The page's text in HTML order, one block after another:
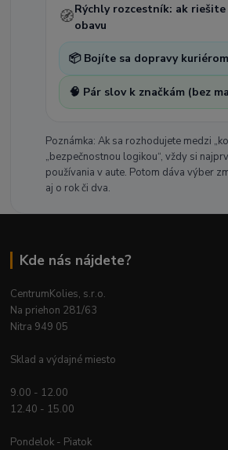
🧭Rýchly rozcestník: ak
obavu
📦 Bojíte sa dopravy
🧠 Pár slov k značkám (bez
Poznámka: Ak sa rozhodujete medzi
„bezpečnostnou logikou“, vždy si
používania v aute. Potom dáva výber
aj o rok či dva.
Kde nás nájdete?
CentrumKolies, s.r.o.
Na priehon 281/63
Nitra 949 05
Sklad a výdajné miesto
9.00 - 12.00
12.40 - 15.00
Pondelok - Piatok